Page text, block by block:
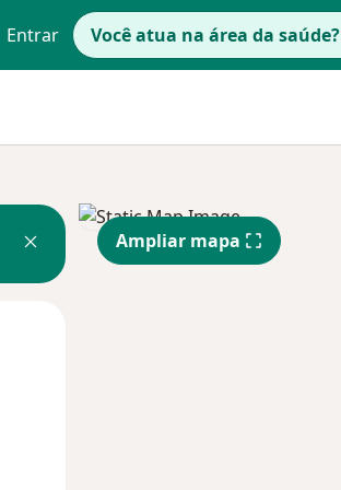
Entrar Você atua na área da saúde?
Ampliar mapa